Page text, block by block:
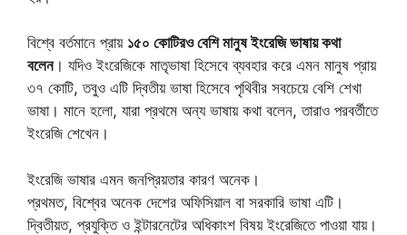
বিশ্বে বর্তমানে প্রায় ১৫০ কোটিরও বেশি মানুষ ইংরেজি ভাষায় কথা
বলেন। যদিও ইংরেজিকে মাতৃভাষা হিসেবে ব্যবহার করে এমন মানুষ প্রায়
৩৭ কোটি, তবুও এটি দ্বিতীয় ভাষা হিসেবে পৃথিবীর সবচেয়ে বেশি শেখা
ভাষা। মানে হলো, যারা প্রথমে অন্য ভাষায় কথা বলেন, তারাও পরবর্তীতে
ইংরেজি শেখেন।
ইংরেজি ভাষার এমন জনপ্রিয়তার কারণ অনেক।
প্রথমত, বিশ্বের অনেক দেশের অফিসিয়াল বা সরকারি ভাষা এটি।
দ্বিতীয়ত, প্রযুক্তি ও ইন্টারনেটের অধিকাংশ বিষয় ইংরেজিতে পাওয়া যায়।